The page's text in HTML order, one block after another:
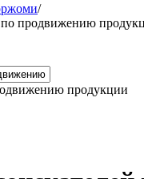
/
по продвижению
продукции